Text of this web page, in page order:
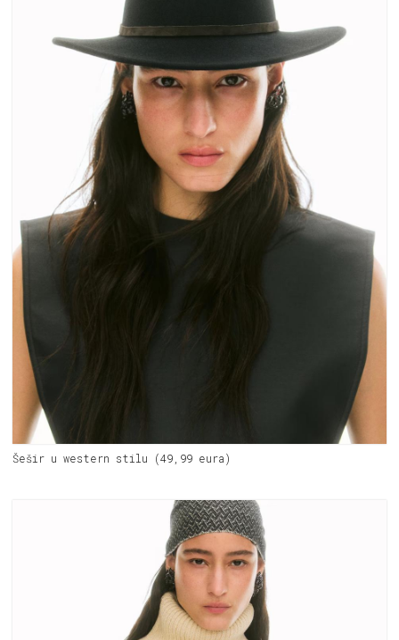
Šešir u western stilu (49,99 eura)